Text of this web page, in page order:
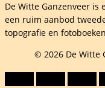
De Witte Ganzenveer
een ruim aanbod
topografie en
© 2026 De Witte